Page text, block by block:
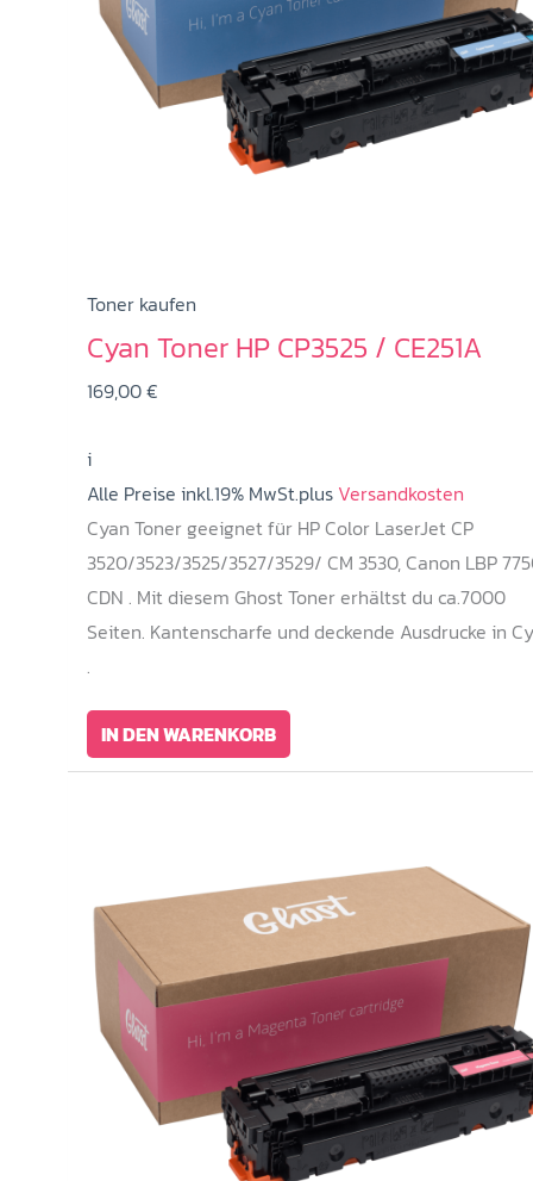
Toner kaufen
Cyan Toner HP CP3525 / CE251A
169,00€
i
Alle Preise inkl.19% MwSt.plusVersandkosten
Cyan Toner geeignet für HP Color LaserJet CP
3520/3523/3525/3527/3529/ CM 3530, Canon LBP
CDN . Mit diesem Ghost Toner erhältst du ca.7000
Seiten. Kantenscharfe und deckende Ausdrucke in
.
IN DEN WARENKORB